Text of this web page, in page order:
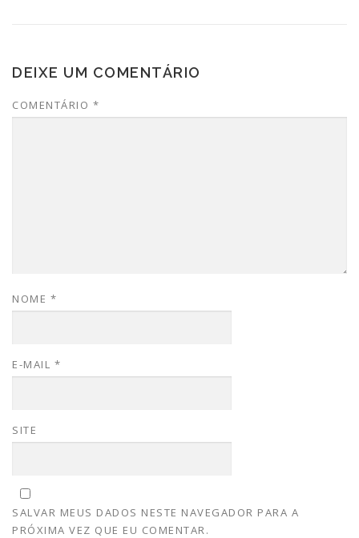
DEIXE UM COMENTÁRIO
COMENTÁRIO *
NOME *
E-MAIL *
SITE
SALVAR MEUS DADOS NESTE NAVEGADOR PARA A
PRÓXIMA VEZ QUE EU COMENTAR.